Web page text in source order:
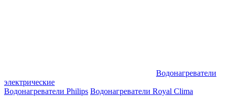
Водонагреватели
электрические
Водонагреватели Philips Водонагреватели Royal Clima